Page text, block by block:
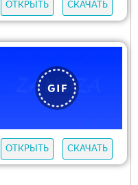
ОТКРЫТЬ СКАЧАТЬ
ОТКРЫТЬ СКАЧАТЬ